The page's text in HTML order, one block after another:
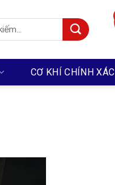
CƠ KHÍ CHÍNH XÁC